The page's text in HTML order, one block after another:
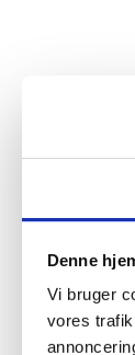
Denne
Vi bruger
vores